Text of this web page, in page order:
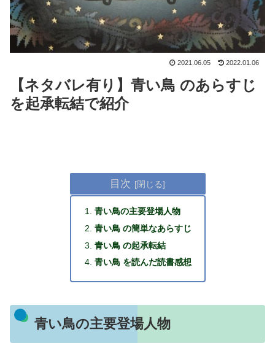
2021.06.05 2022.01.06
【ネタバレ有り】青い鳥 のあらすじ
を起承転結で紹介
目次
青い鳥の主要登場人物
青い鳥 の簡単なあらすじ
青い鳥 の起承転結
青い鳥 を読んだ読書感想
青い鳥の主要登場人物